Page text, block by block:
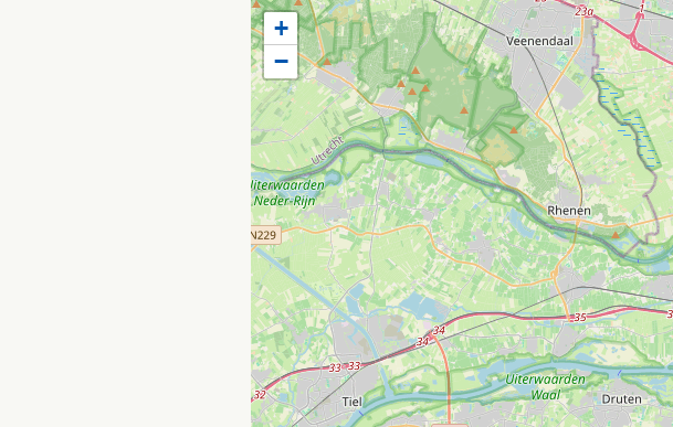
+
−